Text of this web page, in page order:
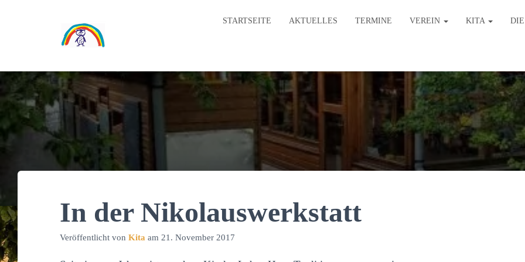
STARTSEITE AKTUELLES TERMINE VEREIN KITA
In der Nikolauswerkstatt
Veröffentlicht von Kita am 21. November 2017